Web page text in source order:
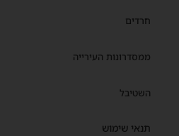
חרדים
ממסדרונות העירייה
השטיבל
תנאי שימוש